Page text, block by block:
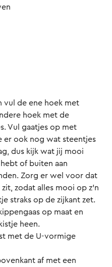
vul de ene hoek met
hoek met de
Vul gaatjes op met
ook nog wat steentjes
dus kijk wat jij mooi
of buiten aan
Zorg er wel voor dat
zodat alles mooi op z’n
straks op de zijkant zet.
op maat en
heen.
met de U-vormige
af met een